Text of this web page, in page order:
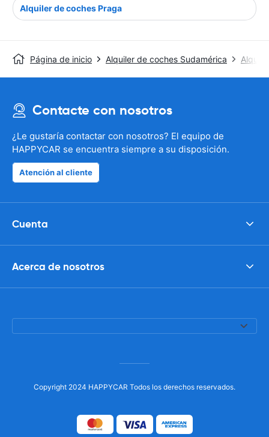
Alquiler de coches Praga
Página de inicio Alquiler de coches Sudamérica
Contacte con nosotros
¿Le gustaría contactar con nosotros? El equipo de
HAPPYCAR se encuentra siempre a su disposición.
Atención al cliente
Cuenta
Acerca de nosotros
Copyright 2024 HAPPYCAR Todos los derechos reservados.